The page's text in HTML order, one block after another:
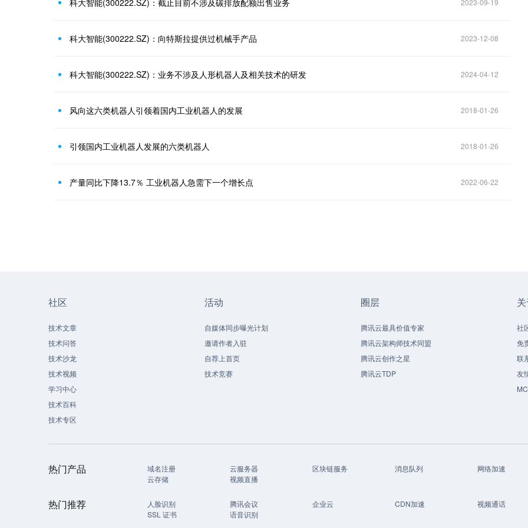
科大智能(300222.SZ)：向特斯拉提供过机械手产品 2023-12-08
科大智能(300222.SZ)：业务不涉及人形机器人及相关技术的研发 2024-04-12
风向这六类机器人引领着国内工业机器人的发展 2018-01-26
引领国内工业机器人发展的六类机器人 2018-01-26
产量同比下降13.7％ 工业机器人急需下一个增长点 2022-06-22
社区
技术文章
技术问答
技术沙龙
技术视频
学习中心
技术百科
技术专区
活动
自媒体同步曝光计划
邀请作者入驻
自荐上首页
技术竞赛
圈层
腾讯云最具价值专家
腾讯云架构师技术同盟
腾讯云创作之星
腾讯云TDP
社
免
联
友
热门产品 域名注册 云服务器 区块链服务 消息队列
网络加速
云存储
视频直播
热门推荐 人脸识别 腾讯会议 企业云 CDN加速
视频通话
SSL 证书
语音识别